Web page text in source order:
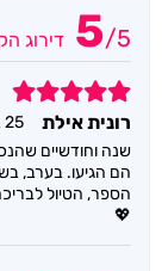
5/5 דירוג
5
רונית אילת
25 בדצמבר 2024
שנה וחודשיים
הם הגיעו. בערב,
הספר, הטיול
💖